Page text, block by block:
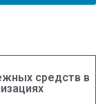
средств в